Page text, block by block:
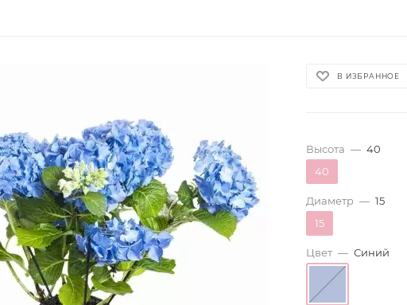
В ИЗБРАННОЕ
Высота — 40
40
Диаметр — 15
15
Цвет — Синий